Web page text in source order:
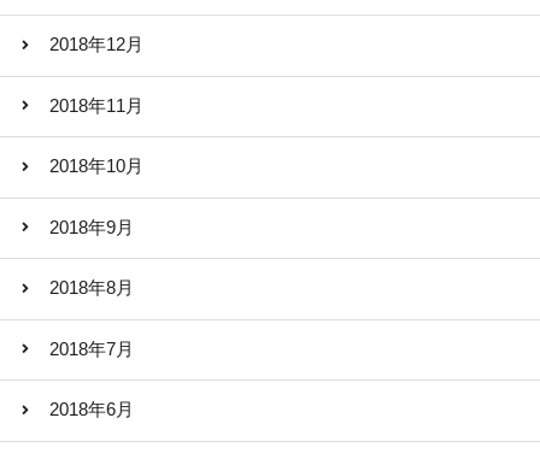
2018年12月
2018年11月
2018年10月
2018年9月
2018年8月
2018年7月
2018年6月